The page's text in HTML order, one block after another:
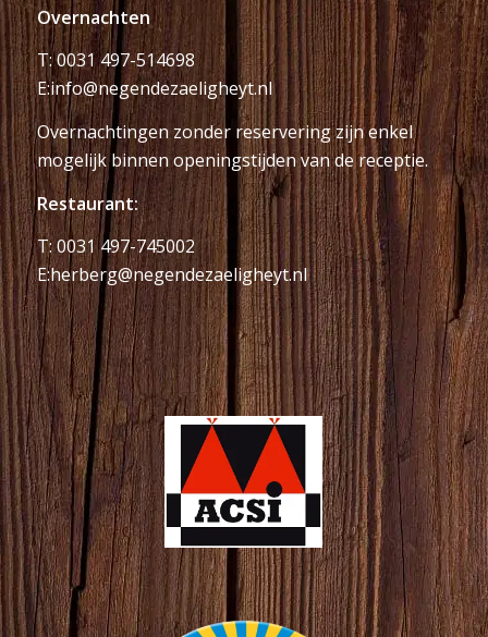
Overnachten
T:0031 497-514698
E:info@negendezaeligheyt.nl
Overnachtingen zonder reservering zijn enkel
mogelijk binnen openingstijden van de receptie.
Restaurant:
T:0031 497-745002
E:herberg@negendezaeligheyt.nl